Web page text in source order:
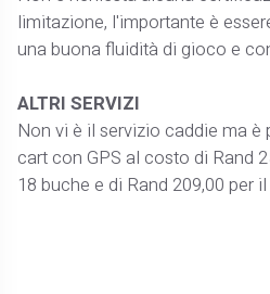
limitazione, l'importante è
una buona fluidità di gioco e
ALTRI SERVIZI
Non vi è il servizio caddie ma
cart con GPS al costo di Rand
18 buche e di Rand 209,00 per